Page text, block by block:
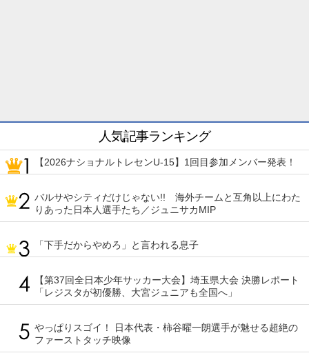
人気記事ランキング
【2026ナショナルトレセンU-15】1回目参加メンバー発表！
バルサやシティだけじゃない!! 海外チームと互角以上にわた
りあった日本人選手たち／ジュニサカMIP
「下手だからやめろ」と言われる息子
【第37回全日本少年サッカー大会】埼玉県大会 決勝レポート
「レジスタが初優勝、大宮ジュニアも全国へ」
やっぱりスゴイ！ 日本代表・柿谷曜一朗選手が魅せる超絶の
ファーストタッチ映像